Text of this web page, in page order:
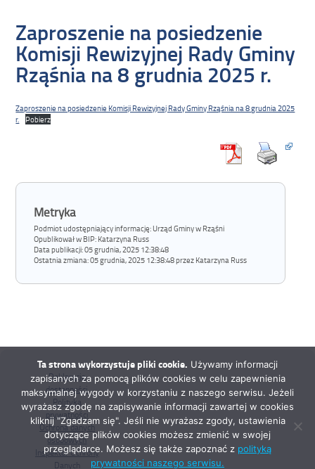
Zaproszenie na posiedzenie
Komisji Rewizyjnej Rady Gminy
Rząśnia na 8 grudnia 2025 r.
Zaproszenie na posiedzenie Komisji Rewizyjnej Rady Gminy Rząśnia na 8 grudnia 2025
r.
Pobierz
Metryka
Podmiot udostępniający informację: Urząd Gminy w Rząśni
Opublikował w BIP: Katarzyna Russ
Data publikacji:05 grudnia, 2025 12:38:48
Ostatnia zmiana:05 grudnia, 2025 12:38:48 przez Katarzyna Russ
Deklaracja
dostępności
Polityka
prywatności
Ochrona danych
osobowych
Inspektor Ochrony
Danych
Ta strona wykorzystuje pliki cookie. Używamy informacji
zapisanych za pomocą plików cookies w celu zapewnienia
maksymalnej wygody w korzystaniu z naszego serwisu. Jeżeli
wyrażasz zgodę na zapisywanie informacji zawartej w cookies
kliknij "Zgadzam się". Jeśli nie wyrażasz zgody, ustawienia
dotyczące plików cookies możesz zmienić w swojej
przeglądarce. Możesz się także zapoznać z polityką
prywatności naszego serwisu.